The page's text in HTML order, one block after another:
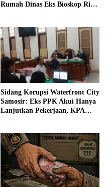
Rumah Dinas Eks Bioskop Ria
Sidang Korupsi Waterfront City
Samosir: Eks PPK Akui Hanya
Lanjutkan Pekerjaan, KPA